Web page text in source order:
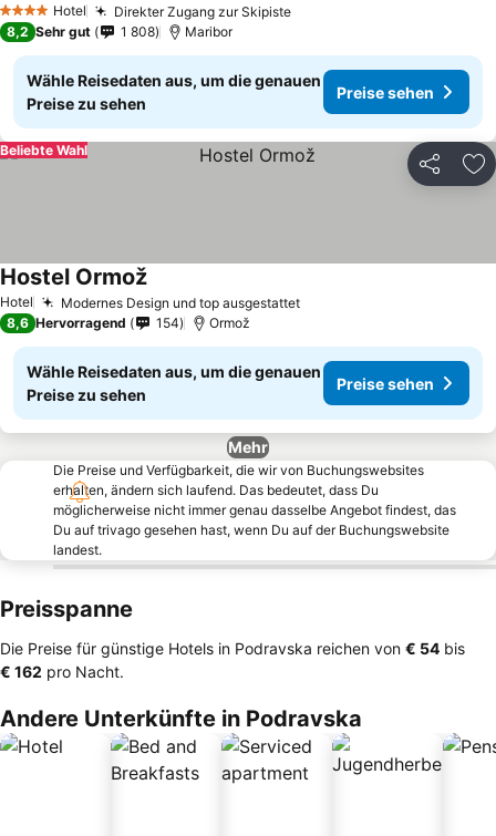
4 Sterne Hotel Direkter Zugang zur Skipiste
8,2 Sehr gut 1 808 Maribor
Wähle Reisedaten aus, um die genauen
Preise zu sehen
Preise sehen
Teilen
Beliebte Wahl
Hotel Modernes Design und top ausgestattet
Hostel Ormož
8,6 Hervorragend 154 Ormož
Wähle Reisedaten aus, um die genauen
Preise zu sehen
Preise sehen
Mehr
Die Preise und Verfügbarkeit, die wir von Buchungswebsites
erhalten, ändern sich laufend. Das bedeutet, dass Du
möglicherweise nicht immer genau dasselbe Angebot findest, das
Du auf trivago gesehen hast, wenn Du auf der Buchungswebsite
landest.
Preisspanne
Die Preise für günstige Hotels in Podravska reichen von ‎€ 54 bis
‎€ 162 pro Nacht.
Andere Unterkünfte in Podravska